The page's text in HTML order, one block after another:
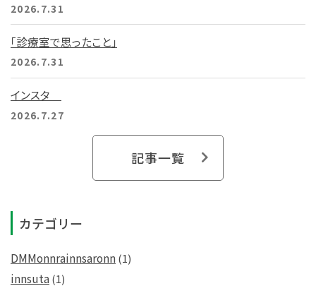
2026.7.31
「診療室で思ったこと」
2026.7.31
インスタ
2026.7.27
記事一覧
カテゴリー
DMMonnrainnsaronn(1)
innsuta(1)